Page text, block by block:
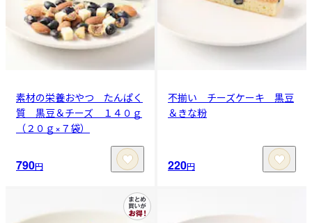
素材の栄養おやつ たんぱく
質 黒豆＆チーズ １４０ｇ
（２０ｇ×７袋）
790円
不揃い チーズケーキ 黒豆
＆きな粉
220円